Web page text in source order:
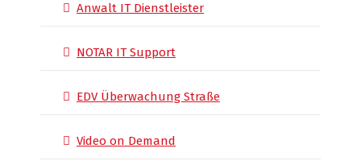
Anwalt IT Dienstleister
NOTAR IT Support
EDV Überwachung Straße
Video on Demand